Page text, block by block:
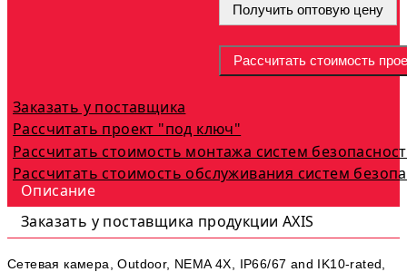
Получить оптовую цену
Рассчитать стоимость
Заказать у поставщика
Рассчитать проект "под ключ"
Рассчитать стоимость монтажа систем
Рассчитать стоимость обслуживания систем
Описание
Заказать у поставщика продукции AXIS
Сетевая камера, Outdoor, NEMA 4X, IP66/67 and IK10-rated,